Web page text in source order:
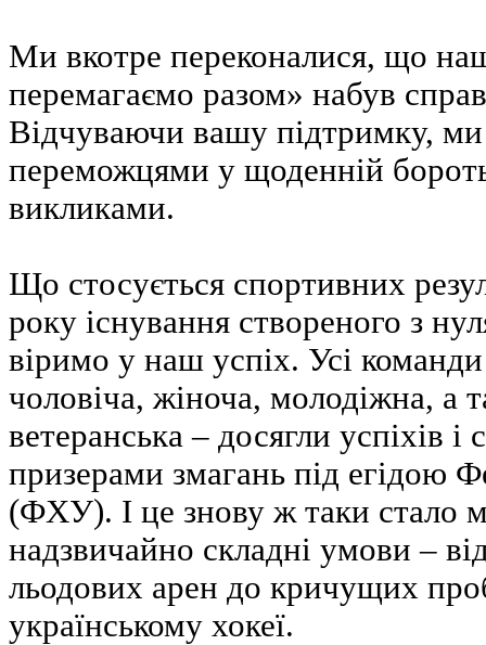
Ми вкотре переконалися, що
перемагаємо разом» набув
Відчуваючи вашу підтримку,
переможцями у щоденній
викликами.
Що стосується спортивних
року існування створеного з
віримо у наш успіх. Усі
чоловіча, жіноча, молодіжна, а
ветеранська – досягли успіхів
призерами змагань під егідою
(ФХУ). І це знову ж таки стало
надзвичайно складні умови –
льодових арен до кричущих
українському хокеї.